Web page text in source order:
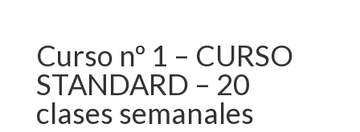
Curso nº 1 – CURSO
STANDARD – 20
clases semanales